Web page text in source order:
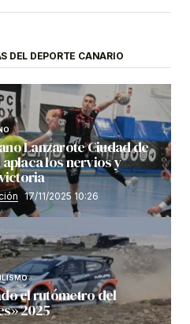
DEL DEPORTE CANARIO
Lanzarote Ciudad de
los nervios y
17/11/2025 10:26
el rutómetro del
2025